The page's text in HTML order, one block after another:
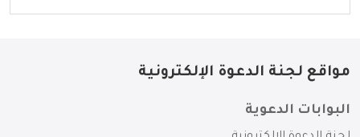
مواقع لجنة الدعوة الإلكترونية
البوابات الدعوية